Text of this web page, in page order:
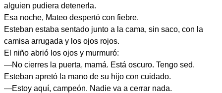
alguien pudiera detenerla.
Esa noche, Mateo despertó con fiebre.
Esteban estaba sentado junto a la cama, sin saco, con la
camisa arrugada y los ojos rojos.
El niño abrió los ojos y murmuró:
—No cierres la puerta, mamá. Está oscuro. Tengo sed.
Esteban apretó la mano de su hijo con cuidado.
—Estoy aquí, campeón. Nadie va a cerrar nada.